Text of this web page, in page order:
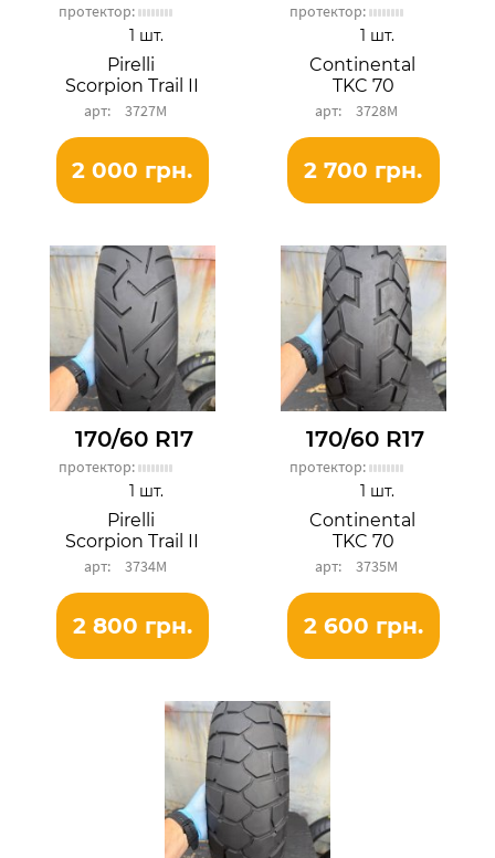
протектор:
Pirelli
Scorpion Trail II
3727М
1 шт.
2 000 грн.
протектор:
Continental
TKC 70
3728М
1 шт.
2 700 грн.
170/60 R17
протектор:
Pirelli
Scorpion Trail II
3734М
1 шт.
2 800 грн.
170/60 R17
протектор:
Continental
TKC 70
3735М
1 шт.
2 600 грн.